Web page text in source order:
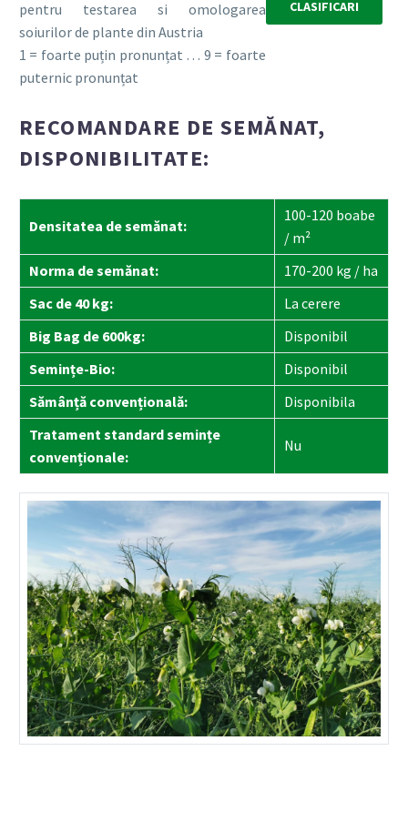
pentru testarea si omologarea
soiurilor de plante din Austria
1 = foarte puțin pronunțat … 9 = foarte
puternic pronunțat
CLASIFICARI
RECOMANDARE DE SEMĂNAT,
DISPONIBILITATE:
Densitatea de semănat:
100-120 boabe
/ m²
Norma de semănat:
170-200 kg / ha
Sac de 40 kg:
La cerere
Big Bag de 600kg:
Disponibil
Semințe-Bio:
Disponibil
Sămânță convențională:
Disponibila
Tratament standard semințe
convenționale:
Nu